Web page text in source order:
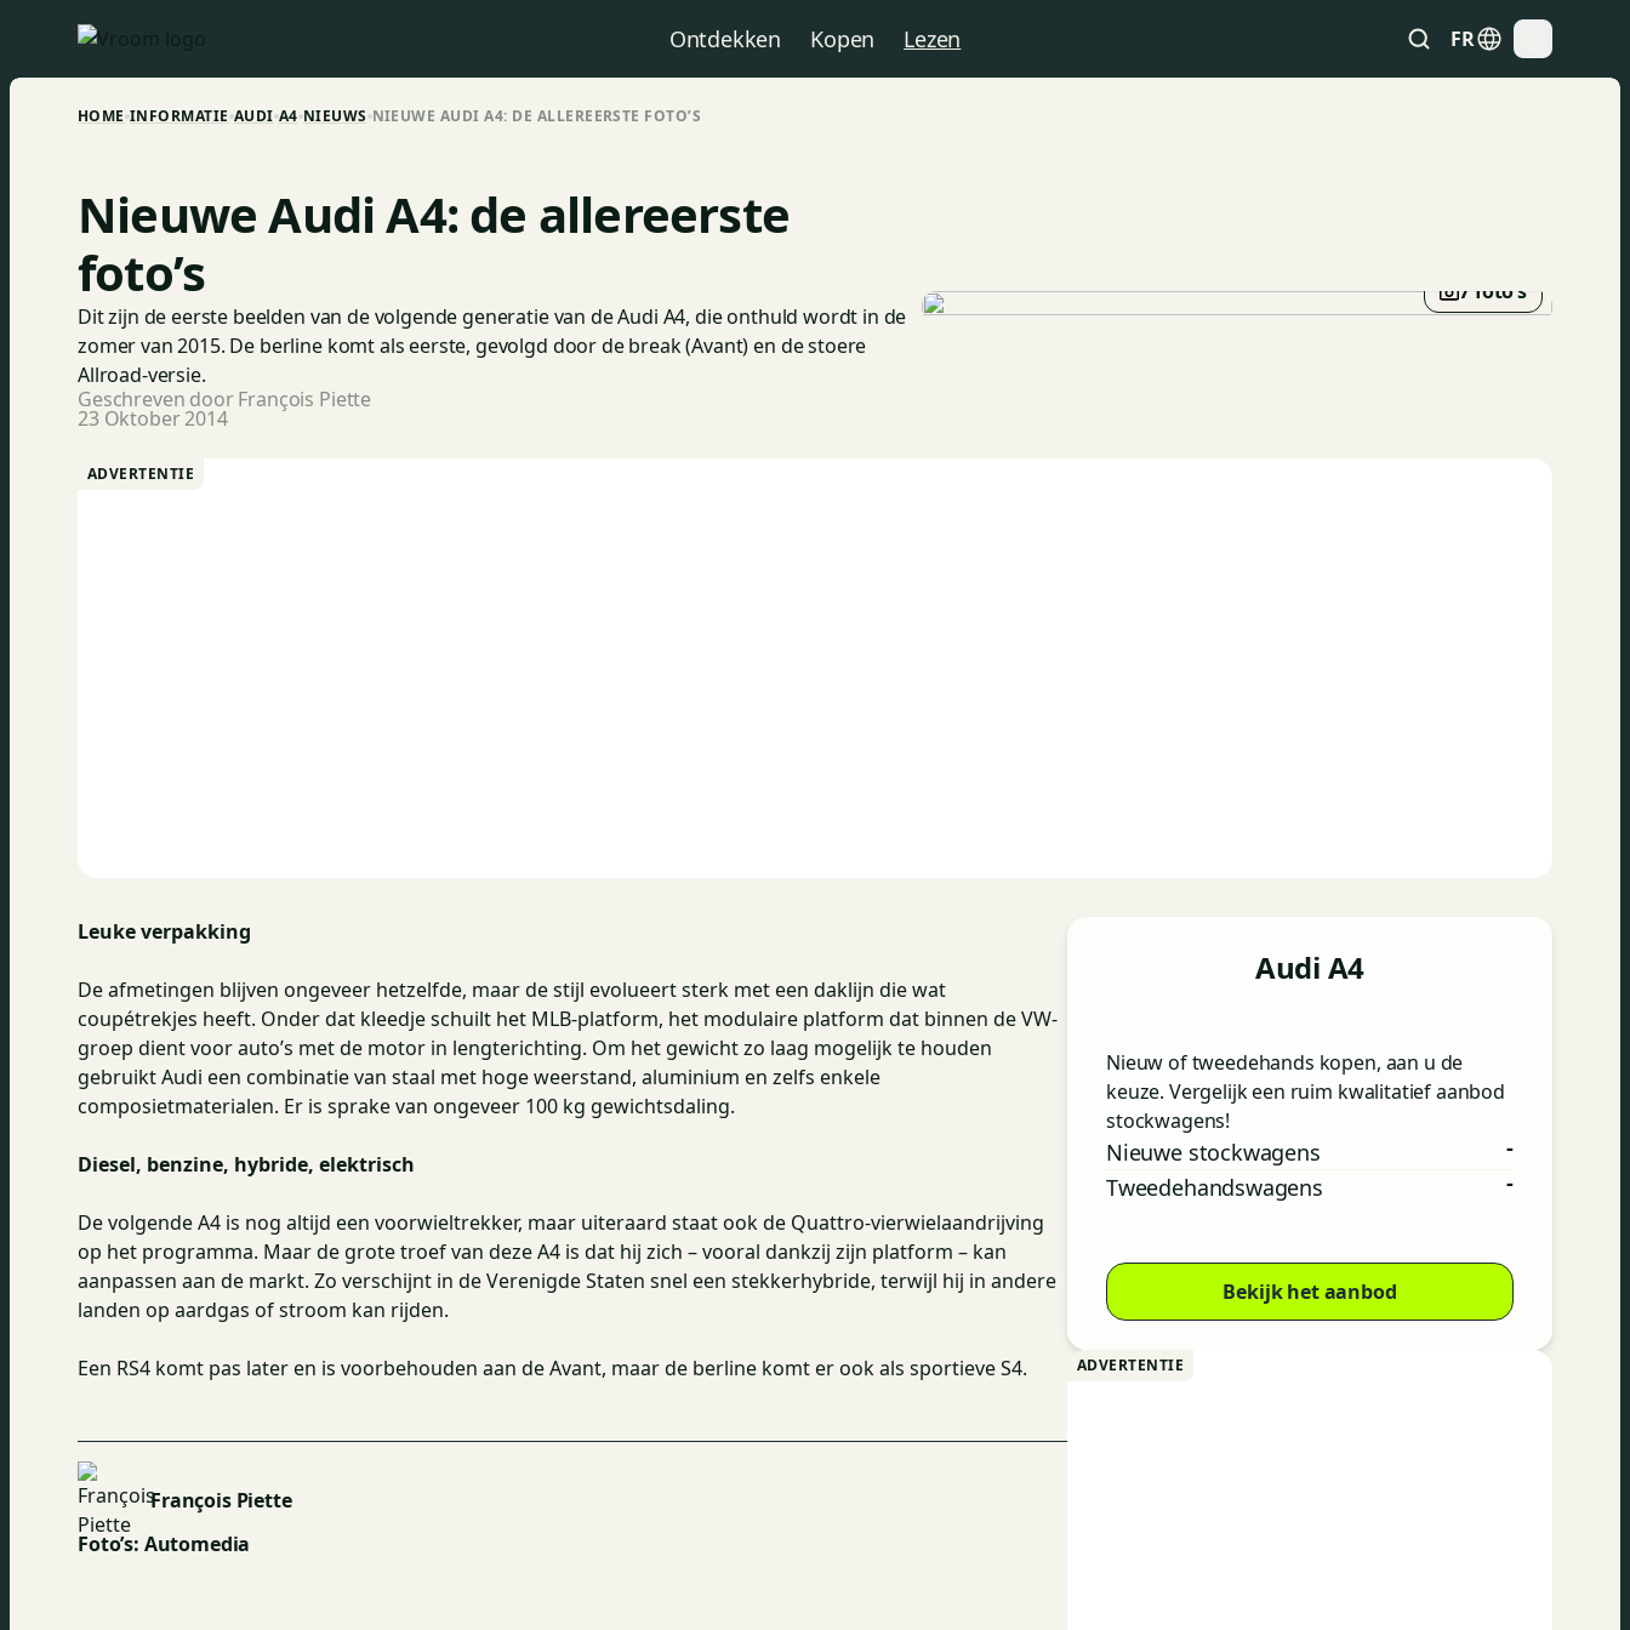
Ontdekken Kopen Lezen FR
HOME INFORMATIE AUDI A4 NIEUWS NIEUWE AUDI A4: DE ALLEREERSTE FOTO’S
Nieuwe Audi A4: de allereerste
foto’s
Dit zijn de eerste beelden van de volgende generatie van de Audi A4, die onthuld wordt in de
zomer van 2015. De berline komt als eerste, gevolgd door de break (Avant) en de stoere
Allroad-versie.
Geschreven door François Piette
23 Oktober 2014
7 foto’s
ADVERTENTIE
Leuke verpakking
De afmetingen blijven ongeveer hetzelfde, maar de stijl evolueert sterk met een daklijn die wat
coupétrekjes heeft. Onder dat kleedje schuilt het MLB-platform, het modulaire platform dat binnen de VW-
groep dient voor auto’s met de motor in lengterichting. Om het gewicht zo laag mogelijk te houden
gebruikt Audi een combinatie van staal met hoge weerstand, aluminium en zelfs enkele
composietmaterialen. Er is sprake van ongeveer 100 kg gewichtsdaling.
Diesel, benzine, hybride, elektrisch
De volgende A4 is nog altijd een voorwieltrekker, maar uiteraard staat ook de Quattro-vierwielaandrijving
op het programma. Maar de grote troef van deze A4 is dat hij zich – vooral dankzij zijn platform – kan
aanpassen aan de markt. Zo verschijnt in de Verenigde Staten snel een stekkerhybride, terwijl hij in andere
landen op aardgas of stroom kan rijden.
Een RS4 komt pas later en is voorbehouden aan de Avant, maar de berline komt er ook als sportieve S4.
François Piette
Foto’s: Automedia
Audi A4
Nieuw of tweedehands kopen, aan u de
keuze. Vergelijk een ruim kwalitatief aanbod
stockwagens!
Nieuwe stockwagens
-
Tweedehandswagens
-
Bekijk het aanbod
ADVERTENTIE